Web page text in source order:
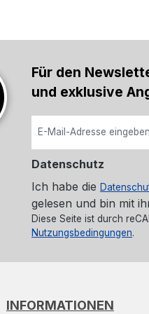
Für den
und exklusive
Datenschutz
Ich habe die
gelesen und bin mit
Diese Seite ist durch
Nutzungsbedingungen.
INFORMATIONEN